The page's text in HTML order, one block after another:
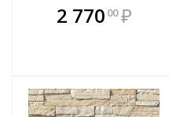
2 770 00 ₽
В комплекте
всегда выгоднее!